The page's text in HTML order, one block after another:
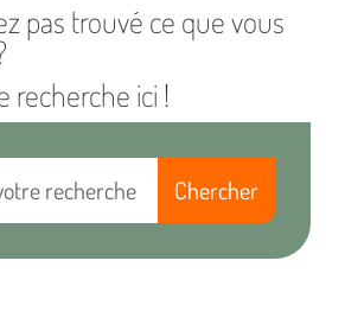
pas trouvé ce que vous
recherche ici !